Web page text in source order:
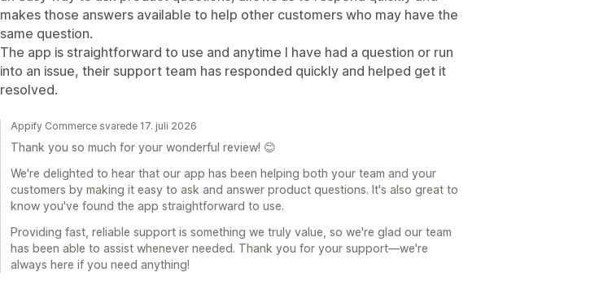
makes those answers available to help other customers who may have the
same question.
The app is straightforward to use and anytime I have had a question or run
into an issue, their support team has responded quickly and helped get it
resolved.
Appify Commerce svarede 17. juli 2026
Thank you so much for your wonderful review! 😊
We're delighted to hear that our app has been helping both your team and your
customers by making it easy to ask and answer product questions. It's also great to
know you've found the app straightforward to use.
Providing fast, reliable support is something we truly value, so we're glad our team
has been able to assist whenever needed. Thank you for your support—we're
always here if you need anything!